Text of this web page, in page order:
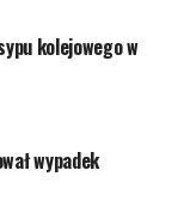
kolejowego w
wypadek